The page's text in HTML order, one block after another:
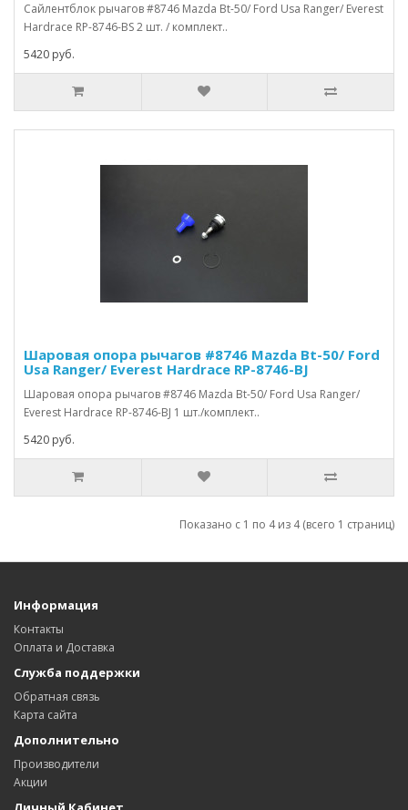
Сайлентблок рычагов #8746 Mazda Bt-50/ Ford Usa Ranger/ Everest
Hardrace RP-8746-BS 2 шт. / комплект..
5420 руб.
Шаровая опора рычагов #8746 Mazda Bt-50/ Ford
Usa Ranger/ Everest Hardrace RP-8746-BJ
Шаровая опора рычагов #8746 Mazda Bt-50/ Ford Usa Ranger/
Everest Hardrace RP-8746-BJ 1 шт./комплект..
5420 руб.
Показано с 1 по 4 из 4 (всего 1 страниц)
Информация
Контакты
Оплата и Доставка
Служба поддержки
Обратная связь
Карта сайта
Дополнительно
Производители
Акции